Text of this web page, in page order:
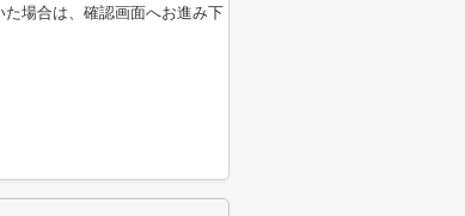
場合は、確認画面へお進み下